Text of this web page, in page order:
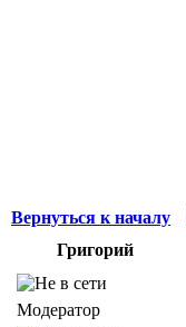
Вернуться к началу
Григорий
Модератор